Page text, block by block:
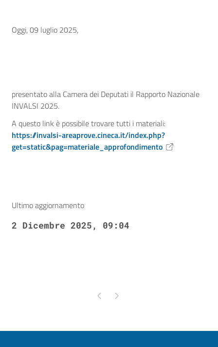
Oggi, 09 luglio 2025,
presentato alla Camera dei Deputati il Rapporto Nazionale
INVALSI 2025.
A questo link è possibile trovare tutti i materiali:
https://invalsi-areaprove.cineca.it/index.php?
get=static&pag=materiale_approfondimento
Ultimo aggiornamento
2 Dicembre 2025, 09:04
Pagina precedente
Pagina successiva